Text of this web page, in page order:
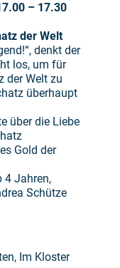
– 17.30
der Welt
denkt der
los, um für
der Welt zu
überhaupt
über die Liebe
Gold der
4 Jahren,
Schütze
Im Kloster